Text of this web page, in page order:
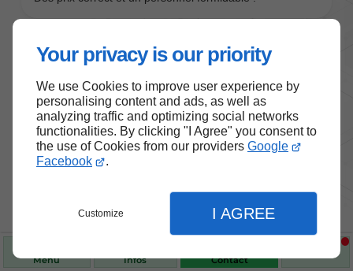
Your privacy is our priority
We use Cookies to improve user experience by
personalising content and ads, as well as
analyzing traffic and optimizing social networks
functionalities. By clicking "I Agree" you consent to
the use of Cookies from our providers Google
Facebook
.
Customize I AGREE
Menu Infos Contact
Nos produits de santé et de